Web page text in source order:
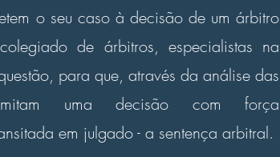
o seu caso à decisão de um árbitro
de árbitros, especialistas na
para que, através da análise das
uma decisão com força
em julgado - a sentença arbitral.